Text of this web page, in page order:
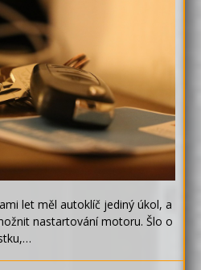
let měl autoklíč jediný úkol, a
nastartování motoru. Šlo o